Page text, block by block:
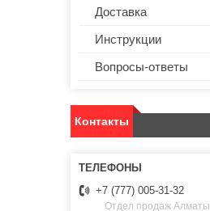
Доставка
Инструкции
Вопросы-ответы
Контакты
+7 (777) 005-31-32
Отдел продаж Алматы